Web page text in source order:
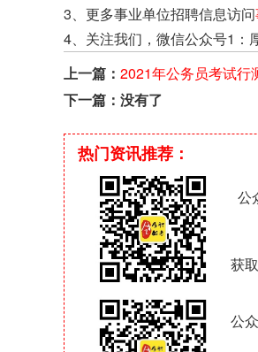
3、更多事业单位招聘信息访问
4、关注我们，微信公众号1：
上一篇： 2021年公务员考试行
表达
下一篇：没有了
热门资讯推荐：
公
获
公